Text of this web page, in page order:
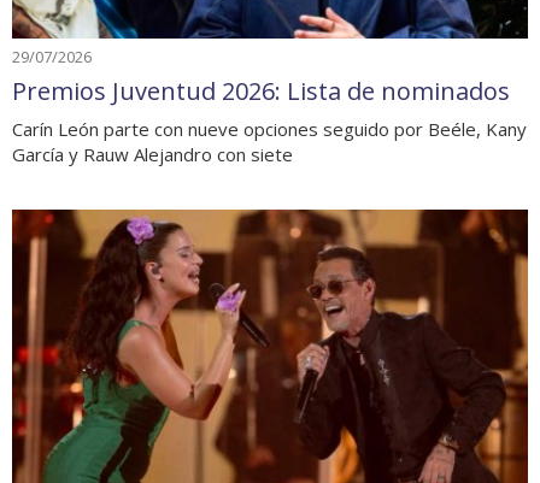
29/07/2026
Premios Juventud 2026: Lista de nominados
Carín León parte con nueve opciones seguido por Beéle, Kany
García y Rauw Alejandro con siete